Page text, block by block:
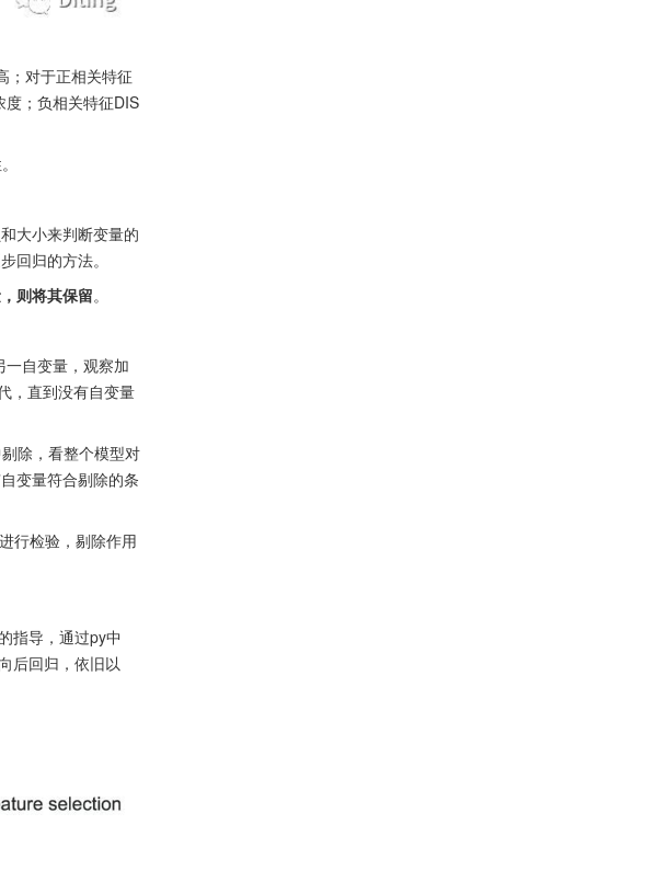
；对于正相关特征
度；负相关特征DIS
大小来判断变量的
回归的方法。
则将其保留。
一自变量，观察加
，直到没有自变量
除，看整个模型对
变量符合剔除的条
行检验，剔除作用
指导，通过py中
后回归，依旧以